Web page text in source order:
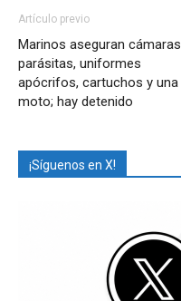
Artículo previo
Marinos aseguran cámaras
parásitas, uniformes
apócrifos, cartuchos y una
moto; hay detenido
¡Síguenos en X!